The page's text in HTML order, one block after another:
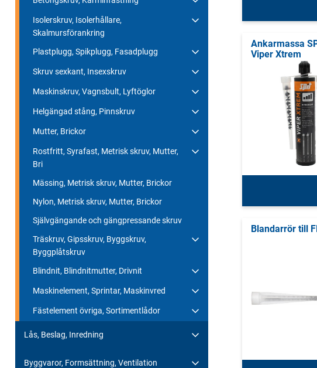
Isolerskruv, Isolerhållare,
Skalmursförankring
Plastplugg, Spikplugg, Fasadplugg
Skruv sexkant, Insexskruv
Maskinskruv, Vagnsbult, Lyftöglor
Helgängad stång, Pinnskruv
Mutter, Brickor
Rostfritt, Syrafast, Metrisk skruv, Mutter,
Bri
Mässing, Metrisk skruv, Mutter, Brickor
Nylon, Metrisk skruv, Mutter, Brickor
Självgängande och gängpressande skruv
Träskruv, Gipsskruv, Byggskruv,
Byggplåtskruv
Blindnit, Blindnitmutter, Drivnit
Maskinelement, Sprintar, Maskinvred
Fästelement övriga, Sortimentlådor
Lås, Beslag, Inredning
Byggvaror, Formsättning, Ventilation
Ankarmassa
Viper Xtrem
Blandarrör till